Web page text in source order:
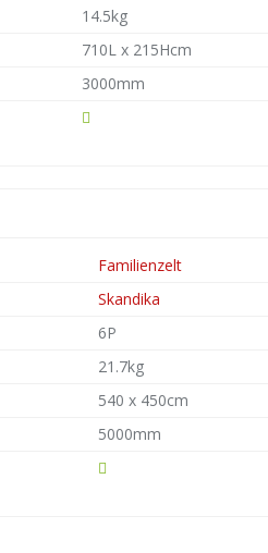
14.5kg
710L x 215Hcm
3000mm
Familienzelt
Skandika
6P
21.7kg
540 x 450cm
5000mm